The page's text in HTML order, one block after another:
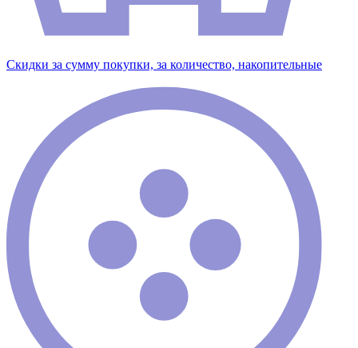
Скидки за сумму покупки, за количество, накопительные